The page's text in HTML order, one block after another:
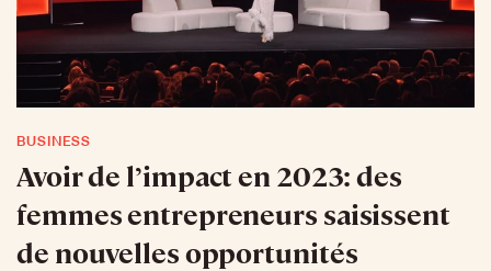
BUSINESS
Avoir de l’impact en 2023: des
femmes entrepreneurs saisissent
de nouvelles opportunités